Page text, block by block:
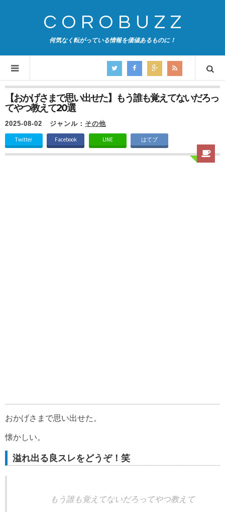
COROBUZZ
何気なく転がっている情報を価値あるものに！
【おかげさまで思い出せた】もう誰も覚えてないだろっ
てやつ教えて20選
2025-08-02 ジャンル： その他
Twitter Facebook LINE はてブ
おかげさまで思い出せた。
懐かしい。
溢れ出る良スレをどうぞ！笑
もう誰も覚えてないだろってやつ教えて